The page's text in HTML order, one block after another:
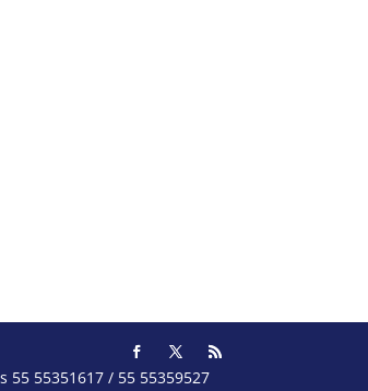
55351617 / 55 55359527